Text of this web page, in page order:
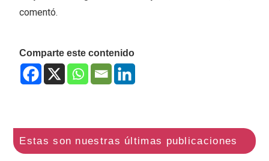
comentó.
Comparte este contenido